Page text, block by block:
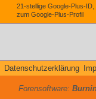
21-stellige Google-Plus-
zum Google-Plus-Profil
Datenschutzerklärung
Forensoftware: